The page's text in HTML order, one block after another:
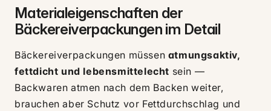
Materialeigenschaften der
Bäckereiverpackungen im Detail
Bäckereiverpackungen müssen atmungsaktiv,
fettdicht und lebensmittelecht sein —
Backwaren atmen nach dem Backen weiter,
brauchen aber Schutz vor Fettdurchschlag und